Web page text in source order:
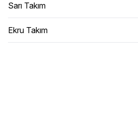
Sarı Takım
Ekru Takım